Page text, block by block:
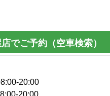
でご予約（空車検索）
-20:00
20:00